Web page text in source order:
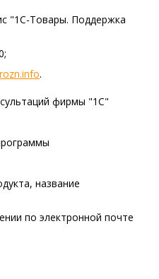
"1С-Товары. Поддержка
.
фирмы "1С"
название
по электронной почте